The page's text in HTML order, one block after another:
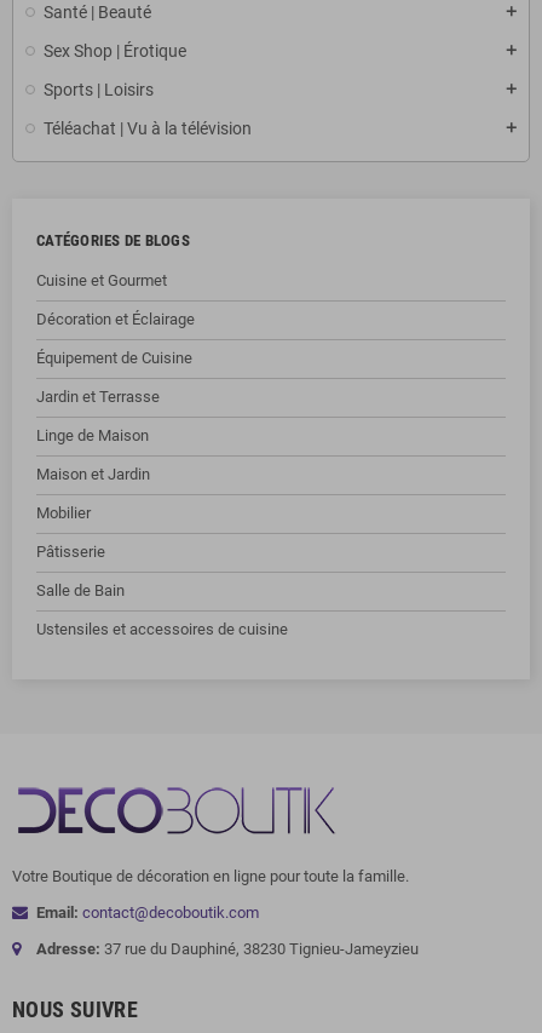
Santé | Beauté
Sex Shop | Érotique
Sports | Loisirs
Téléachat | Vu à la télévision
CATÉGORIES DE BLOGS
Cuisine et Gourmet
Décoration et Éclairage
Équipement de Cuisine
Jardin et Terrasse
Linge de Maison
Maison et Jardin
Mobilier
Pâtisserie
Salle de Bain
Ustensiles et accessoires de cuisine
Votre Boutique de décoration en ligne pour toute la famille.
Email: contact@decoboutik.com
Adresse: 37 rue du Dauphiné, 38230 Tignieu-Jameyzieu
NOUS SUIVRE